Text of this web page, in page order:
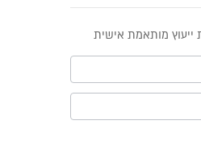
ייעוץ מותאמת אישית